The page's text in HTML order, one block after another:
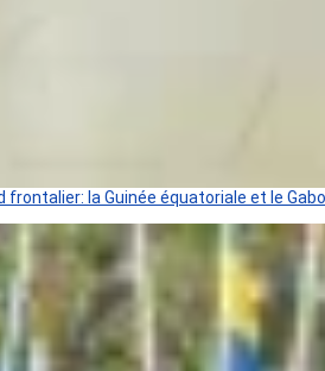
frontalier: la Guinée équatoriale et le